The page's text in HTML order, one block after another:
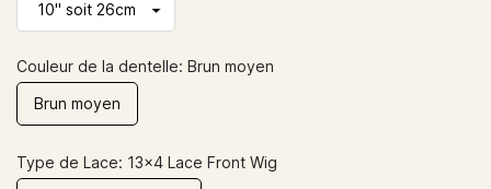
Couleur de la dentelle: Brun moyen
Brun moyen
Type de Lace: 13x4 Lace Front Wig